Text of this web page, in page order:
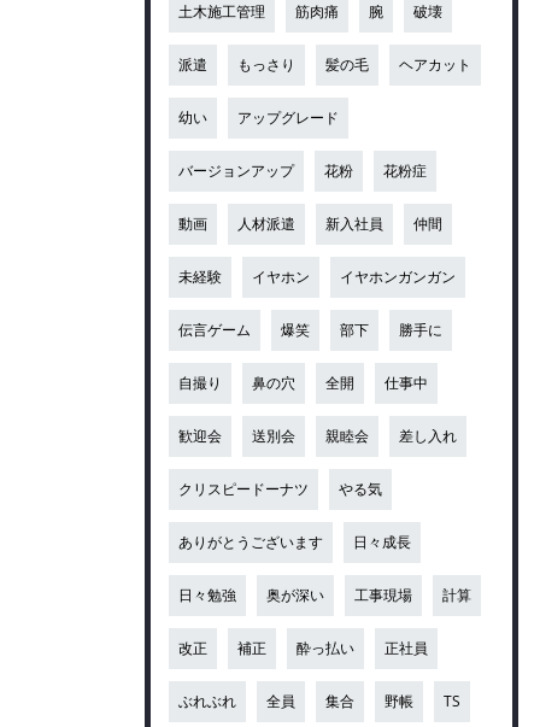
土木施工管理 筋肉痛 腕 破壊
派遣 もっさり 髪の毛 ヘアカット
幼い アップグレード
バージョンアップ 花粉 花粉症
動画 人材派遣 新入社員 仲間
未経験 イヤホン イヤホンガンガン
伝言ゲーム 爆笑 部下 勝手に
自撮り 鼻の穴 全開 仕事中
歓迎会 送別会 親睦会 差し入れ
クリスピードーナツ やる気
ありがとうございます 日々成長
日々勉強 奥が深い 工事現場 計算
改正 補正 酔っ払い 正社員
ぶれぶれ 全員 集合 野帳 TS